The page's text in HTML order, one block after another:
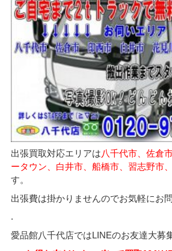
出張買取対応エリアは八千代市、佐倉
ータウン、白井市、船橋市、習志野市
す。
出張費は掛かりませんのでお気軽にお
.
愛品館八千代店ではLINEのお友達大募